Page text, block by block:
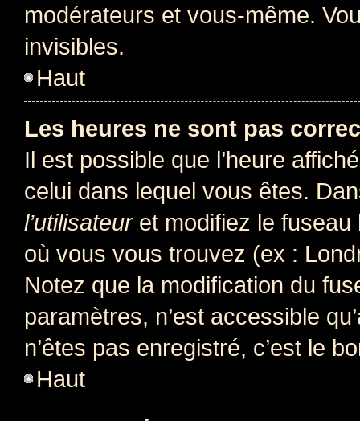
modérateurs et vous-même.
invisibles.
Haut
Les heures ne sont pas
Il est possible que l’heure
celui dans lequel vous êtes.
l’utilisateuret modifiez le fuseau
où vous vous trouvez (ex :
Notez que la modification du
paramètres, n’est accessible
n’êtes pas enregistré, c’est le
Haut